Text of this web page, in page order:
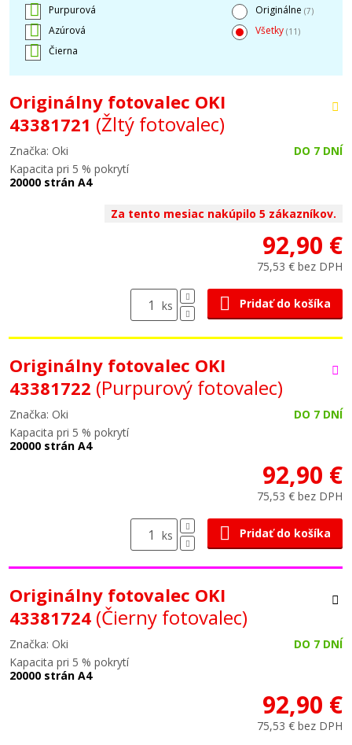
Purpurová
Azúrová
Čierna
Originálne (7)
Všetky (11)
Originálny fotovalec OKI
43381721 (Žltý fotovalec)
Značka: Oki
DO 7 DNÍ
Kapacita pri 5 % pokrytí
20000 strán A4
Za tento mesiac nakúpilo 5 zákazníkov.
92,90 €
75,53 € bez DPH
ks Pridať do košíka
Originálny fotovalec OKI
43381722 (Purpurový fotovalec)
Značka: Oki
DO 7 DNÍ
Kapacita pri 5 % pokrytí
20000 strán A4
92,90 €
75,53 € bez DPH
ks Pridať do košíka
Originálny fotovalec OKI
43381724 (Čierny fotovalec)
Značka: Oki
DO 7 DNÍ
Kapacita pri 5 % pokrytí
20000 strán A4
92,90 €
75,53 € bez DPH